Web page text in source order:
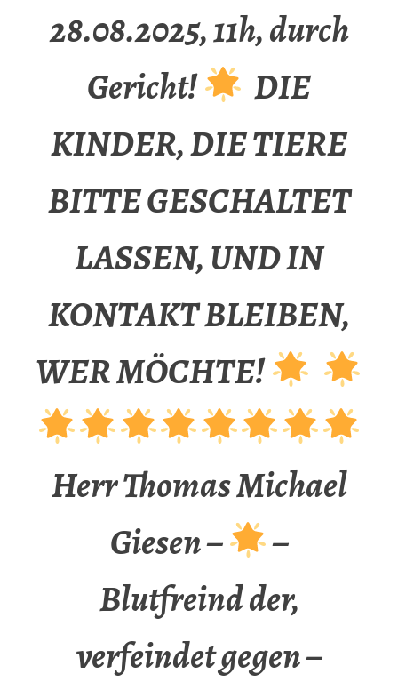
28.08.2025, 11h, durch
Gericht!
DIE
KINDER, DIE TIERE
BITTE GESCHALTET
LASSEN, UND IN
KONTAKT BLEIBEN,
WER MÖCHTE!
Herr Thomas Michael
Giesen –
–
Blutfreind der,
verfeindet gegen –